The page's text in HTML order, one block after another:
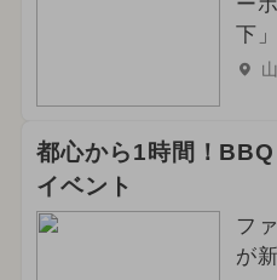
ー
下
都心から1時間！BBQ
イベント
フ
が